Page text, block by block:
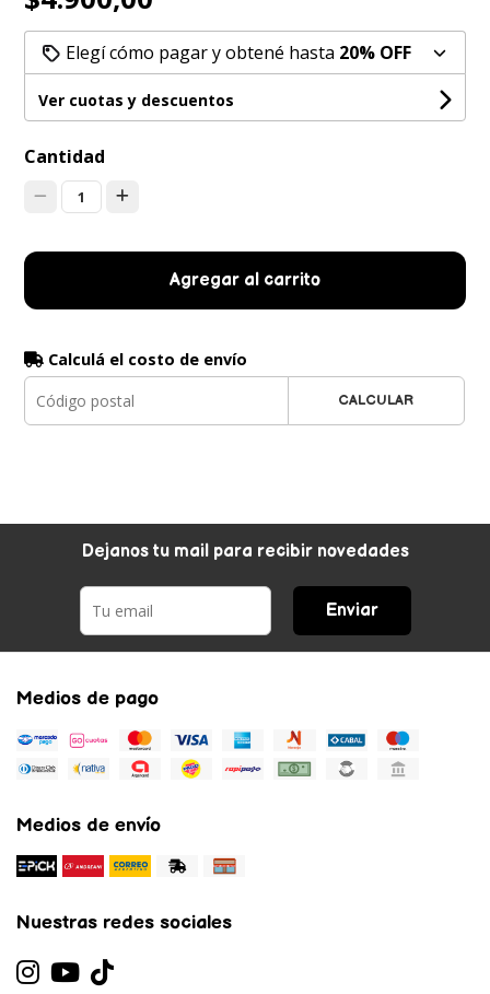
Elegí cómo pagar y obtené hasta 20% OFF
Ver cuotas y descuentos
Cantidad
1
Agregar al carrito
Calculá el costo de envío
CALCULAR
Dejanos tu mail para recibir novedades
Enviar
Medios de pago
Medios de envío
Nuestras redes sociales